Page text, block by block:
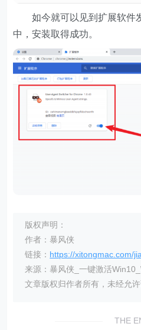
如今就可以见到扩展软件
中，安装取得成功。
版权声明：
作者：暴风侠
链接： https://xitongmac.com/
来源：暴风侠_一键激活
文章版权归作者所有，未经允许
THE